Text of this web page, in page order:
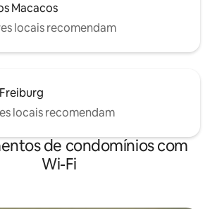
Macacos
locais recomendam
locais recomendam
de condomínios com
Wi-Fi